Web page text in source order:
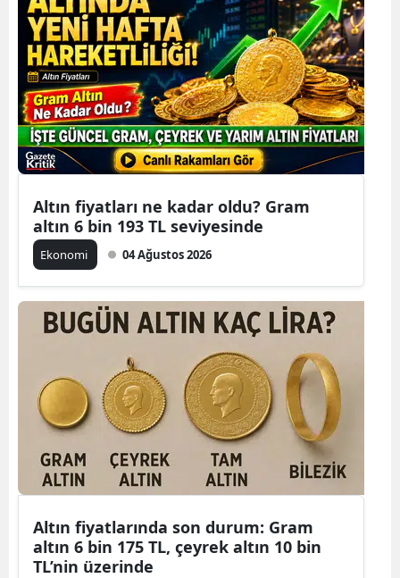
Altın fiyatları ne kadar oldu? Gram
altın 6 bin 193 TL seviyesinde
Ekonomi 04 Ağustos 2026
Altın fiyatlarında son durum: Gram
altın 6 bin 175 TL, çeyrek altın 10 bin
TL’nin üzerinde